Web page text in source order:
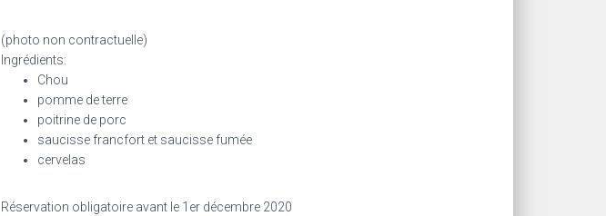
(photo non contractuelle)
Ingrédients:
Chou
pomme de terre
poitrine de porc
saucisse francfort et saucisse fumée
cervelas
Réservation obligatoire avant le 1er décembre 2020